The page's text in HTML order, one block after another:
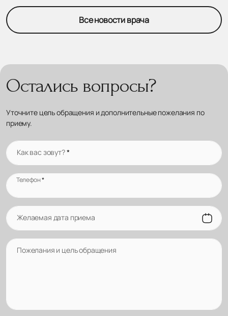
Все новости врача
Остались вопросы?
Уточните цель обращения и дополнительные пожелания по
приему.
Как вас зовут?*
Телефон*
Желаемая дата приема
Пожелания и цель обращения